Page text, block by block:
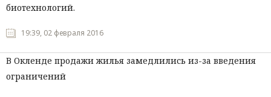
биотехнологий.
19:39, 02 февраля 2016
В Окленде продажи жилья замедлились из-за введения
ограничений